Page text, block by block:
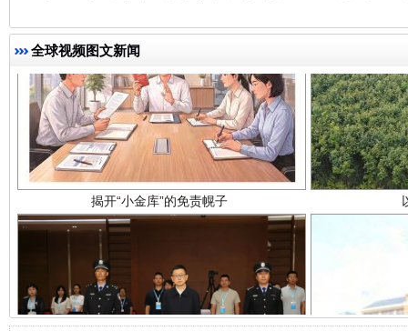
全球视频图文新闻
揭开“小金库”的免责幌子
受贿1.44亿！段成刚被判无期 从幼